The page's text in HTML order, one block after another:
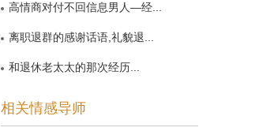
高情商对付不回信息男人—经...
离职退群的感谢话语,礼貌退...
和退休老太太的那次经历...
相关情感导师